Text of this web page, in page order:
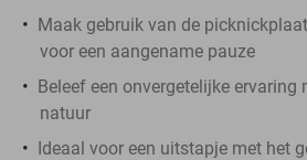
Maak gebruik van de
voor een aangename pauze
Beleef een onvergetelijke ervaring
natuur
Ideaal voor een uitstapje met het